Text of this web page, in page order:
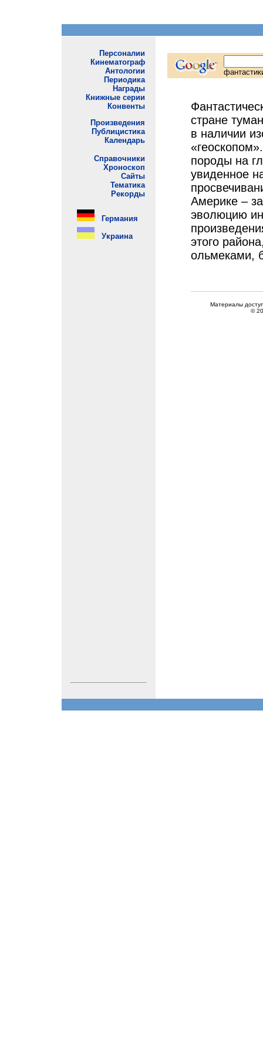
стране
в наличии
породы на
увиденное
Америке –
эволюцию
этого
ольмеками,